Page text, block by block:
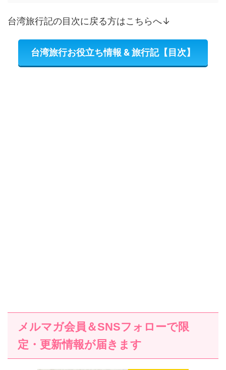
台湾旅行記の目次に戻る方はこちらへ↓
台湾旅行お役立ち情報 & 旅行記【目次】
メルマガ会員＆SNSフォローで限
定・更新情報が届きます